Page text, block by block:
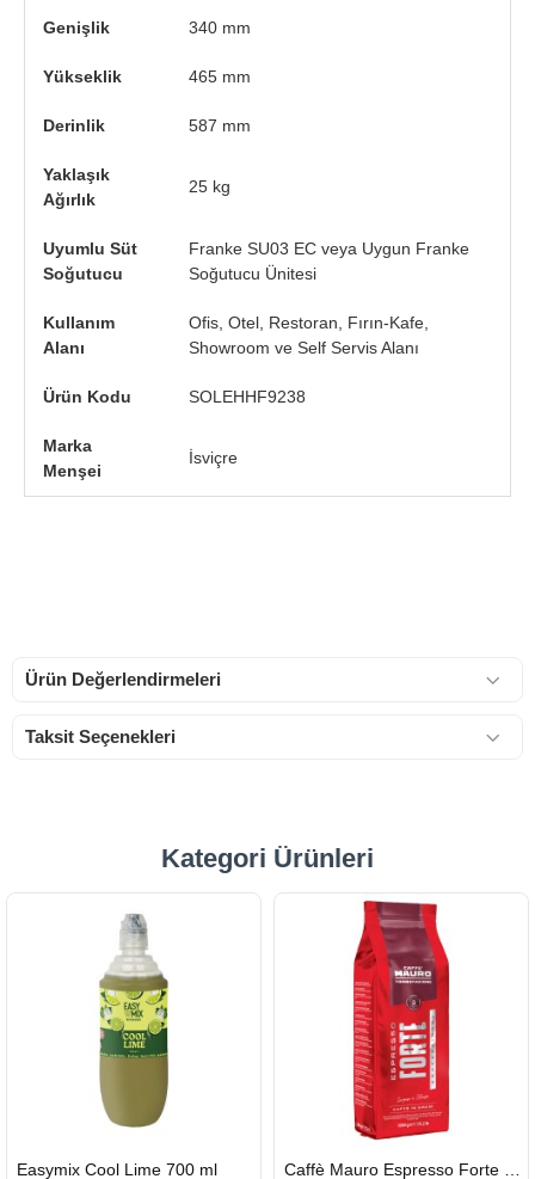
Genişlik 340 mm
Yükseklik 465 mm
Derinlik 587 mm
Yaklaşık
Ağırlık
25 kg
Uyumlu Süt
Soğutucu
Franke SU03 EC veya Uygun Franke
Soğutucu Ünitesi
Kullanım
Alanı
Ofis, Otel, Restoran, Fırın-Kafe,
Showroom ve Self Servis Alanı
Ürün Kodu SOLEHHF9238
Marka
Menşei
İsviçre
Ürün Değerlendirmeleri
Taksit Seçenekleri
Kategori Ürünleri
GÖNDERİ
GÖNDERİ